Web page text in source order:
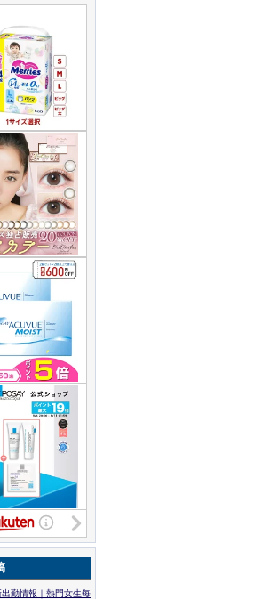
勤情報｜熱門女生每